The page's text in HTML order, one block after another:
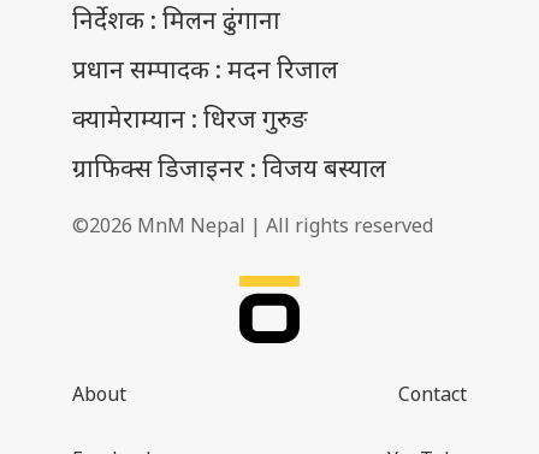
निर्देशक : मिलन ढुंगाना
प्रधान सम्पादक : मदन रिजाल
क्यामेराम्यान : धिरज गुरुङ
ग्राफिक्स डिजाइनर : विजय बस्याल
©2026 MnM Nepal | All rights reserved
About Contact